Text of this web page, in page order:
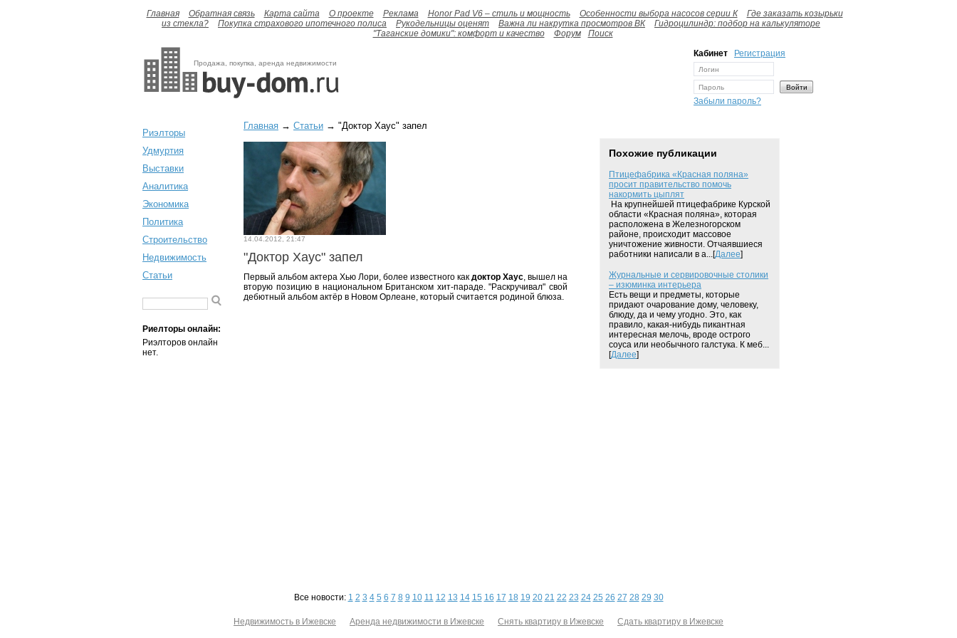
Главная Обратная связь Карта сайта О проекте Реклама Honor Pad V6 – стиль и мощность Особенности выбора насосов серии К
Где заказать козырьки
из стекла?
Покупка страхового ипотечного полиса Рукодельницы оценят Важна ли накрутка просмотров ВК
Гидроцилиндр: подбор на калькуляторе
"Таганские домики": комфорт и качество
Форум Поиск
Продажа, покупка, аренда недвижимости
Кабинет Регистрация
Забыли пароль?
Риэлторы
Удмуртия
Выставки
Аналитика
Экономика
Политика
Строительство
Недвижимость
Статьи
Риелторы онлайн:
Риэлторов онлайн
нет.
Главная → Статьи → "Доктор Хаус" запел
14.04.2012, 21:47
"Доктор Хаус" запел
Первый альбом актера Хью Лори, более известного как доктор Хаус, вышел на
вторую позицию в национальном Британском хит-параде. "Раскручивал" свой
дебютный альбом актёр в Новом Орлеане, который считается родиной блюза.
Похожие публикации
Птицефабрика «Красная поляна»
просит правительство помочь
накормить цыплят
На крупнейшей птицефабрике Курской
области «Красная поляна», которая
расположена в Железногорском
районе, происходит массовое
уничтожение живности. Отчаявшиеся
работники написали в а...[Далее]
Журнальные и сервировочные столики
– изюминка интерьера
Есть вещи и предметы, которые
придают очарование дому, человеку,
блюду, да и чему угодно. Это, как
правило, какая-нибудь пикантная
интересная мелочь, вроде острого
соуса или необычного галстука. К меб...
[Далее]
Все новости: 1 2 3 4 5 6 7 8 9 10 11 12 13 14 15 16 17 18 19 20 21 22 23 24 25 26 27 28 29 30
Недвижимость в Ижевске Аренда недвижимости в Ижевске Снять квартиру в Ижевске Сдать квартиру в Ижевске